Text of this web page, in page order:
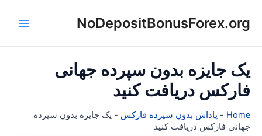
جایزه بدون سپرده جهانی
دریافت کنید
-پاداش بدون سپرده فارکس-یک جایزه بدون سپرده
فارکس دریافت کنید